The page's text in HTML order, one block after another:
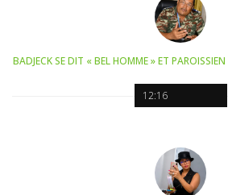
12:16
BADJECK SE DIT « BEL HOMME » ET